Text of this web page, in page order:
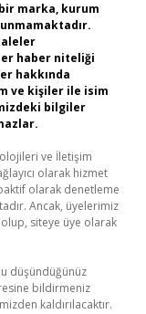
marka, kurum
haber niteliği
hakkında
ve kişiler ile isim
bilgiler
ve İletişim
olarak hizmet
olarak denetleme
Ancak, üyelerimiz
siteye üye olarak
düşündüğünüz
bildirmeniz
kaldırılacaktır.